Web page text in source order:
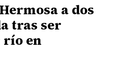
a dos
tras ser
en